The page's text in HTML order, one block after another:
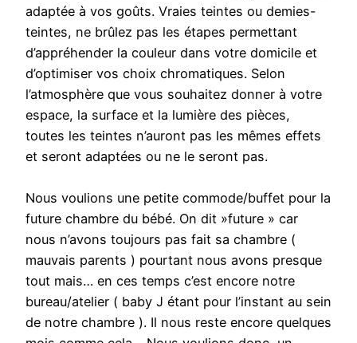
adaptée à vos goûts. Vraies teintes ou demies-
teintes, ne brûlez pas les étapes permettant
d’appréhender la couleur dans votre domicile et
d’optimiser vos choix chromatiques. Selon
l’atmosphère que vous souhaitez donner à votre
espace, la surface et la lumière des pièces,
toutes les teintes n’auront pas les mêmes effets
et seront adaptées ou ne le seront pas.
Nous voulions une petite commode/buffet pour la
future chambre du bébé. On dit »future » car
nous n’avons toujours pas fait sa chambre (
mauvais parents ) pourtant nous avons presque
tout mais… en ces temps c’est encore notre
bureau/atelier ( baby J étant pour l’instant au sein
de notre chambre ). Il nous reste encore quelques